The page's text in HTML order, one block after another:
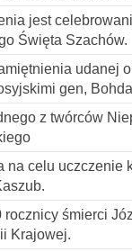
jest
Święta Szachów.
udanej
gen,
z twórców
na celu uczczenie
śmierci
Krajowej.